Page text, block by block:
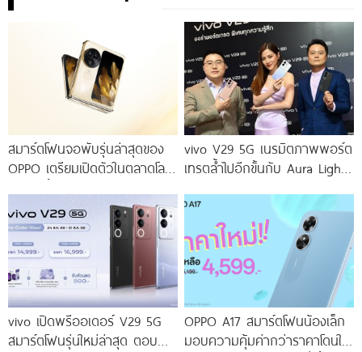
สมาร์ตโฟนจอพับรุ่นล่าสุดของ
OPPO เตรียมเปิดตัวในตลาดโลก
vivo V29 5G เนรมิตภาพพอร์ต
เทรตล้ำไปอีกขั้นกับ Aura Light
โดดเด่นด้วยสุนทรียศาสตร์แห่ง
vivo เปิดพรีออเดอร์ V29 5G
สมาร์ตโฟนรุ่นใหม่ล่าสุด ตอบ
OPPO A17 สมาร์ตโฟนน้องเล็ก
มอบความคุ้มค่ากว่าราคาโดนใจ